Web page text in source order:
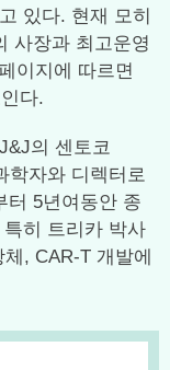
있다. 현재 모히
사장과 최고운영
이지에 따르면
다.
의 센토코
학자와 디렉터로
터 5년여동안 종
히 트리카 박사
, CAR-T 개발에